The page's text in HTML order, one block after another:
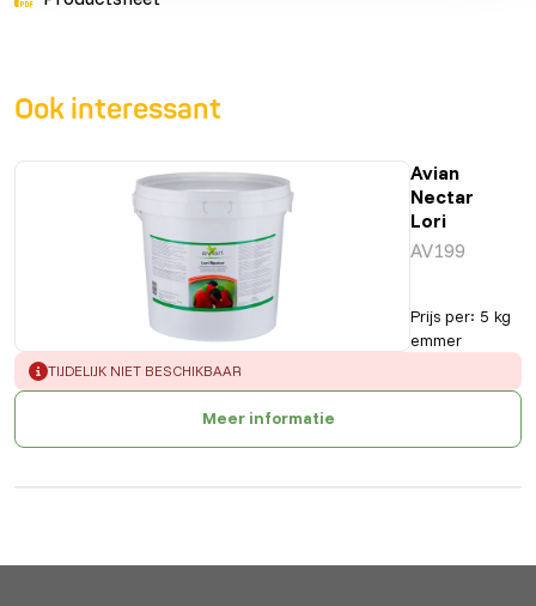
Ook interessant
Avian
Nectar
Lori
AV199
Prijs per: 5 kg
emmer
ERROR :
TIJDELIJK NIET BESCHIKBAAR
Meer informatie